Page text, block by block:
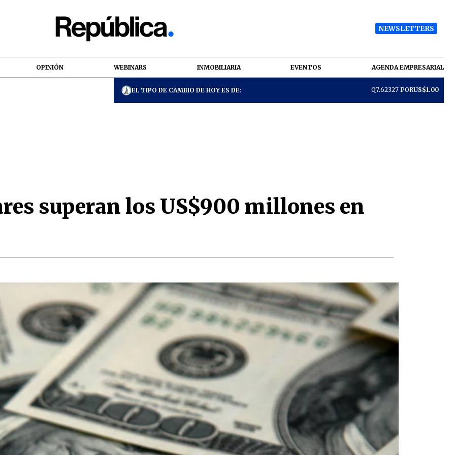
NEWSLETTERS
OPINIÓN WEBINARS INMOBILIARIA EVENTOS AGENDA EMPRESARIAL
EL TIPO DE CAMBIO DE HOY ES DE: Q7.62327 PORUS$1.00
superan los US$900 millones en